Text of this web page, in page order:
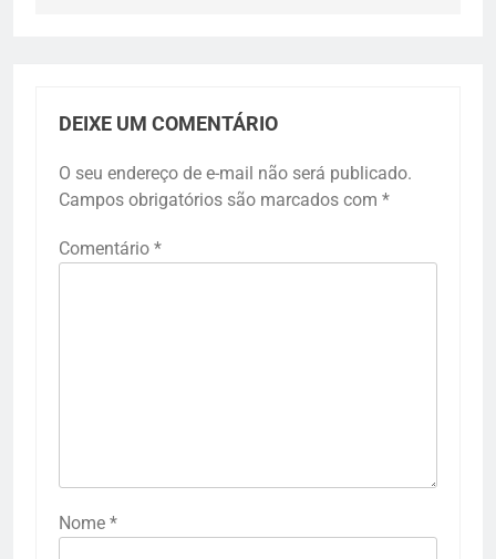
DEIXE UM COMENTÁRIO
O seu endereço de e-mail não será publicado.
Campos obrigatórios são marcados com *
Comentário *
Nome *